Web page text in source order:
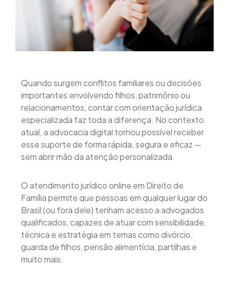
Quando surgem conflitos familiares ou decisões
importantes envolvendo filhos, patrimônio ou
relacionamentos, contar com orientação jurídica
especializada faz toda a diferença. No contexto
atual, a advocacia digital tornou possível receber
esse suporte de forma rápida, segura e eficaz —
sem abrir mão da atenção personalizada.
O atendimento jurídico online em Direito de
Família permite que pessoas em qualquer lugar do
Brasil (ou fora dele) tenham acesso a advogados
qualificados, capazes de atuar com sensibilidade,
técnica e estratégia em temas como divórcio,
guarda de filhos, pensão alimentícia, partilhas e
muito mais.